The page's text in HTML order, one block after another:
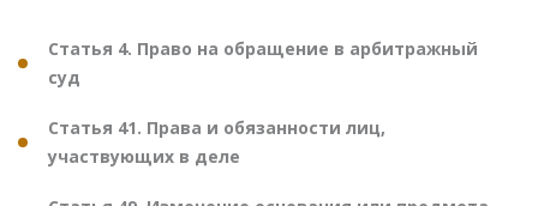
Статья 4. Право на обращение в арбитражный
суд
Статья 41. Права и обязанности лиц,
участвующих в деле